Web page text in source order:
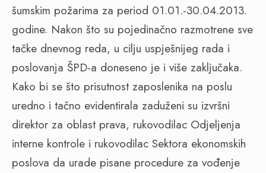
šumskim požarima za period 01.01.-30.04.2013.
godine. Nakon što su pojedinačno razmotrene sve
tačke dnevnog reda, u cilju uspješnijeg rada i
poslovanja ŠPD-a doneseno je i više zaključaka.
Kako bi se što prisutnost zaposlenika na poslu
uredno i tačno evidentirala zaduženi su izvršni
direktor za oblast prava, rukovodilac Odjeljenja
interne kontrole i rukovodilac Sektora ekonomskih
poslova da urade pisane procedure za vođenje